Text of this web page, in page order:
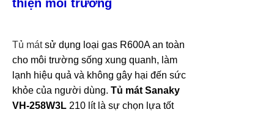
thiện môi trường
Tủ mátsử dụng loại gas R600A an toàn
cho môi trường sống xung quanh, làm
lạnh hiệu quả và không gây hại đến sức
khỏe của người dùng. Tủ mát Sanaky
VH-258W3L 210 lít là sự chọn lựa tốt